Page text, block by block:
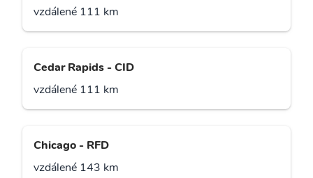
vzdálené 111 km
Cedar Rapids - CID
vzdálené 111 km
Chicago - RFD
vzdálené 143 km